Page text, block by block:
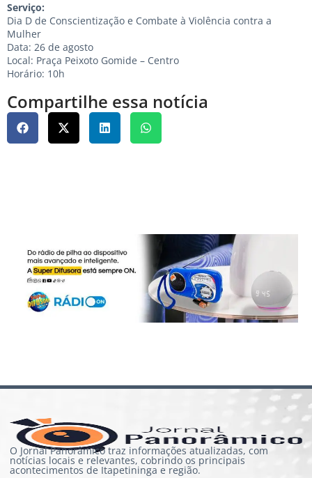
Serviço:
Dia D de Conscientização e Combate à Violência contra a
Mulher
Data: 26 de agosto
Local: Praça Peixoto Gomide – Centro
Horário: 10h
Compartilhe essa notícia
O Jornal Panorâmico traz informações atualizadas, com
notícias locais e relevantes, cobrindo os principais
acontecimentos de Itapetininga e região.